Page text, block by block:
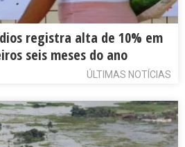
registra alta de 10% em
seis meses do ano
ÚLTIMAS NOTÍCIAS